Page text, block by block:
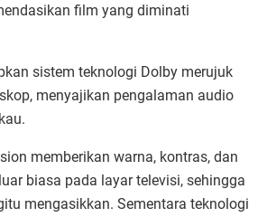
film yang diminati
sistem teknologi Dolby merujuk
menyajikan pengalaman audio
memberikan warna, kontras, dan
biasa pada layar televisi, sehingga
mengasikkan. Sementara teknologi